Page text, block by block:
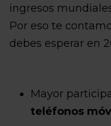
ingresos
Por eso te
debes esperar en
Mayor
teléfonos